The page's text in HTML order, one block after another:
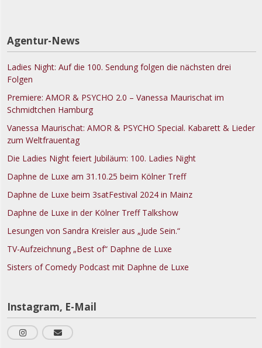
Agentur-News
Ladies Night: Auf die 100. Sendung folgen die nächsten drei
Folgen
Premiere: AMOR & PSYCHO 2.0 – Vanessa Maurischat im
Schmidtchen Hamburg
Vanessa Maurischat: AMOR & PSYCHO Special. Kabarett & Lieder
zum Weltfrauentag
Die Ladies Night feiert Jubiläum: 100. Ladies Night
Daphne de Luxe am 31.10.25 beim Kölner Treff
Daphne de Luxe beim 3satFestival 2024 in Mainz
Daphne de Luxe in der Kölner Treff Talkshow
Lesungen von Sandra Kreisler aus „Jude Sein.“
TV-Aufzeichnung „Best of“ Daphne de Luxe
Sisters of Comedy Podcast mit Daphne de Luxe
Instagram, E-Mail